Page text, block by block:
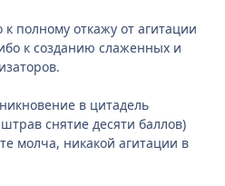
полному откажу от агитации
к созданию слаженных и
в цитадель
снятие десяти баллов)
молча, никакой агитации в